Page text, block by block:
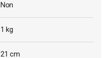
Non
1 kg
21 cm